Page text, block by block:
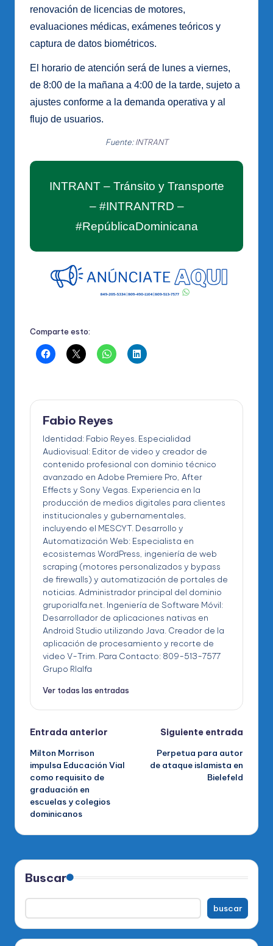
renovación de licencias de motores,
evaluaciones médicas, exámenes teóricos y
captura de datos biométricos.
El horario de atención será de lunes a viernes,
de 8:00 de la mañana a 4:00 de la tarde, sujeto a
ajustes conforme a la demanda operativa y al
flujo de usuarios.
Fuente:INTRANT
INTRANT – Tránsito y Transporte
– #INTRANTRD –
#RepúblicaDominicana
Comparte esto:
Fabio Reyes
Identidad: Fabio Reyes. Especialidad
Audiovisual: Editor de video y creador de
contenido profesional con dominio técnico
avanzado en Adobe Premiere Pro, After
Effects y Sony Vegas. Experiencia en la
producción de medios digitales para clientes
institucionales y gubernamentales,
incluyendo el MESCYT. Desarrollo y
Automatización Web: Especialista en
ecosistemas WordPress, ingeniería de web
scraping (motores personalizados y bypass
de firewalls) y automatización de portales de
noticias. Administrador principal del dominio
gruporialfa.net. Ingeniería de Software Móvil:
Desarrollador de aplicaciones nativas en
Android Studio utilizando Java. Creador de la
aplicación de procesamiento y recorte de
video V-Trim. Para Contacto: 809-513-7577
Grupo RIalfa
Ver todas las entradas
Navegación
de
entradas
Entrada anterior
Milton Morrison
impulsa Educación Vial
como requisito de
graduación en
escuelas y colegios
dominicanos
Siguiente entrada
Perpetua para autor
de ataque islamista en
Bielefeld
Buscar
buscar